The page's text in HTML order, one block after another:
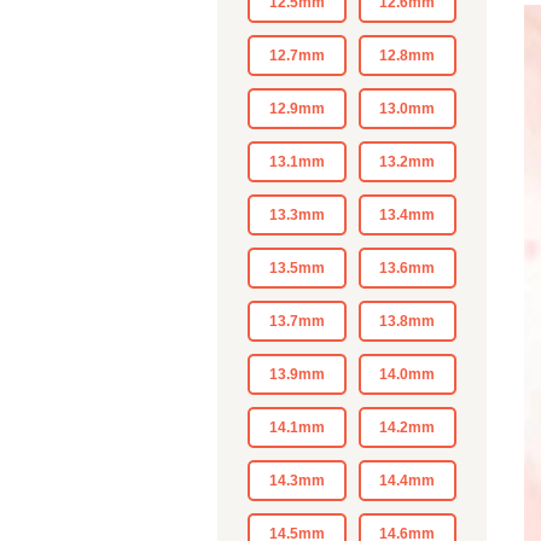
12.7mm 12.8mm
12.9mm 13.0mm
13.1mm 13.2mm
13.3mm 13.4mm
13.5mm 13.6mm
13.7mm 13.8mm
13.9mm 14.0mm
14.1mm 14.2mm
14.3mm 14.4mm
14.5mm 14.6mm